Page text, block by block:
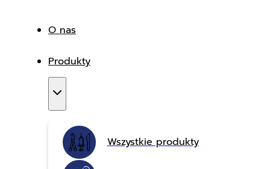
O nas
Produkty
Wszystkie produkty